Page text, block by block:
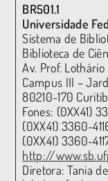
BR501.1
Universidade
Sistema de
Biblioteca de
Av. Prof.
Campus III –
80210-170
Fones: (0XX41)
(0XX41) 3360-
(0XX41) 3360-
http://
Diretora: Tania